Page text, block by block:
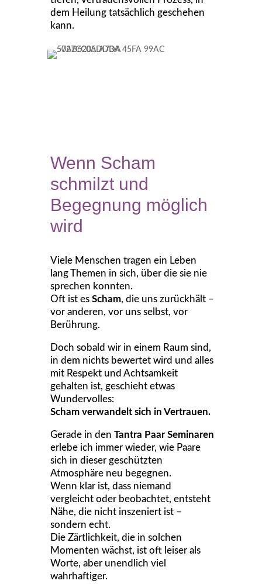
dem Heilung tatsächlich geschehen
kann.
Wenn Scham
schmilzt und
Begegnung möglich
wird
Viele Menschen tragen ein Leben
lang Themen in sich, über die sie nie
sprechen konnten.
Oft ist esScham, die uns zurückhält –
vor anderen, vor uns selbst, vor
Berührung.
Doch sobald wir in einem Raum sind,
in dem nichts bewertet wird und alles
mit Respekt und Achtsamkeit
gehalten ist, geschieht etwas
Wundervolles:
Scham verwandelt sich in Vertrauen.
Gerade in denTantra Paar Seminaren
erlebe ich immer wieder, wie Paare
sich in dieser geschützten
Atmosphäre neu begegnen.
Wenn klar ist, dass niemand
vergleicht oder beobachtet, entsteht
Nähe, die nicht inszeniert ist –
sondern echt.
Die Zärtlichkeit, die in solchen
Momenten wächst, ist oft leiser als
Worte, aber unendlich viel
wahrhaftiger.